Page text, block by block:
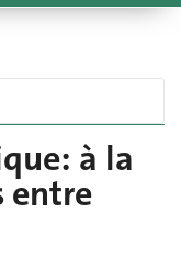
à la
entre